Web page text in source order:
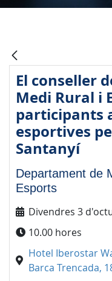
El conseller
Medi Rural i
participants
esportives
Santanyí
Departament de
Esports
Divendres 3
10.00 hores
Hotel Iberostar
Barca Trencada,